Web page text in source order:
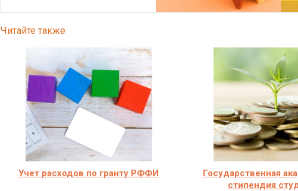
Читайте также
Учет расходов по гранту РФФИ
Государственная
стипендия